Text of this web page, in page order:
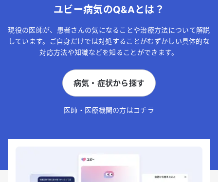
ユビー病気のQ&Aとは？
現役の医師が、患者さんの気になることや治療方法について解説
しています。ご自身だけでは対処することがむずかしい具体的な
対応方法や知識などを知ることができます。
病気・症状から探す
医師・医療機関の方はコチラ